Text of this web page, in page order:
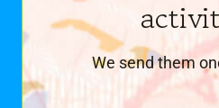
We send them